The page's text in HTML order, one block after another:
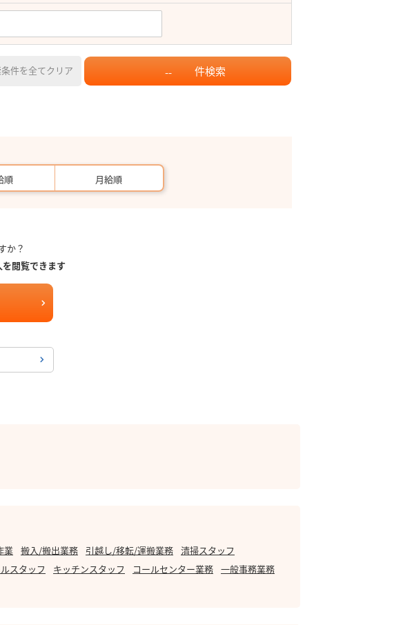
件を全てクリア -- 件検索
順 月給順
か？
閲覧できます
業 搬入/搬出業務 引越し/移転/運搬業務 清掃スタッフ
スタッフ キッチンスタッフ コールセンター業務 一般事務業務